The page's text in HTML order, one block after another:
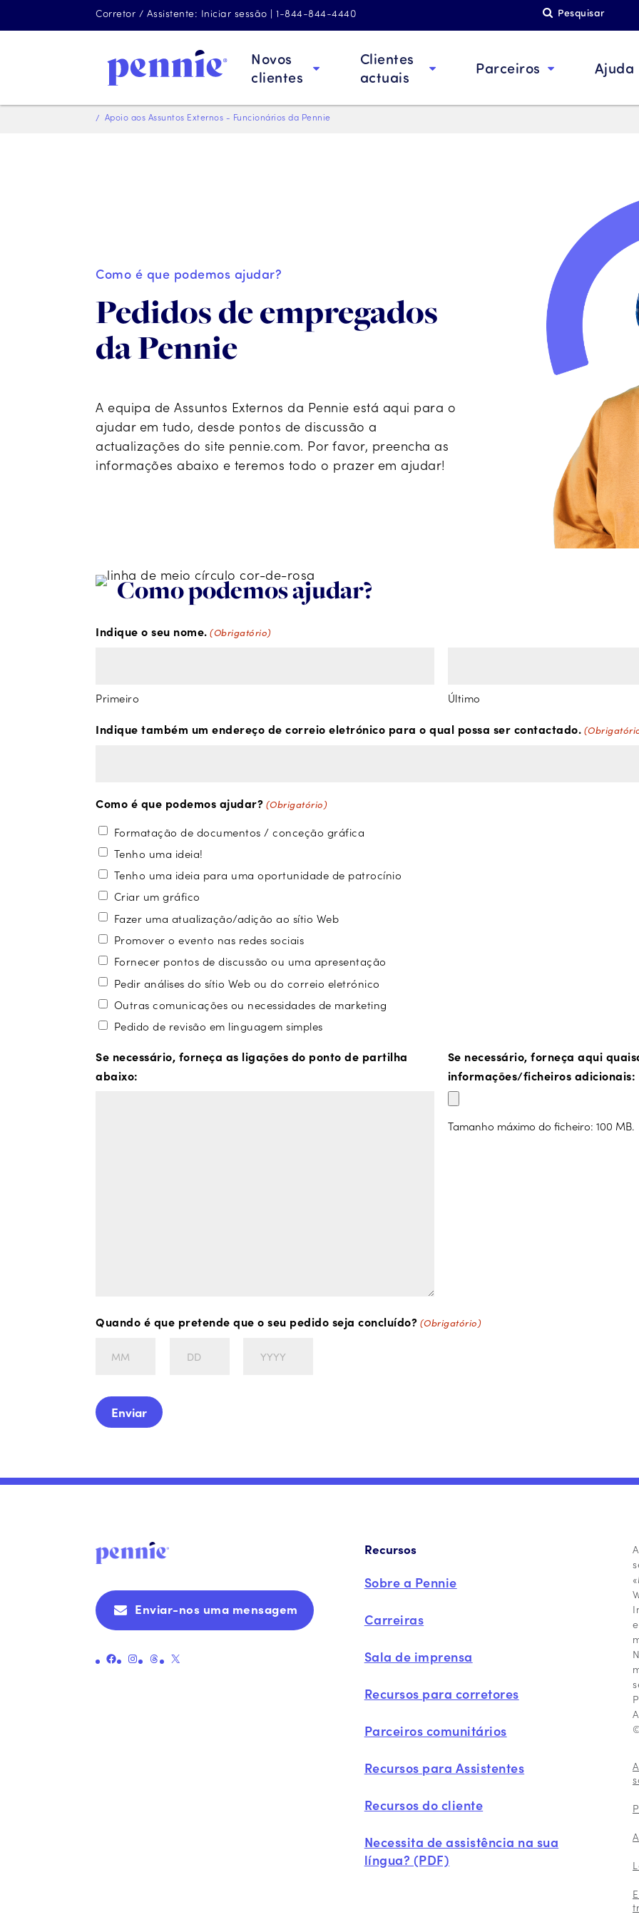
Corretor / Assistente: Iniciar sessão | 1-844-844-4440 Pesquisar
Novos
clientes
Clientes
actuais
Parceiros Ajuda
Apoio aos Assuntos Externos - Funcionários da Pennie
Como é que podemos ajudar?
Pedidos de empregados
da Pennie
A equipa de Assuntos Externos da Pennie está aqui para o
ajudar em tudo, desde pontos de discussão a
actualizações do site pennie.com. Por favor, preencha as
informações abaixo e teremos todo o prazer em ajudar!
Como podemos ajudar?
Indique o seu nome. (Obrigatório)
Primeiro Último
Indique também um endereço de correio eletrónico para o qual possa ser contactado.
Como é que podemos ajudar? (Obrigatório)
Formatação de documentos / conceção gráfica
Tenho uma ideia!
Tenho uma ideia para uma oportunidade de patrocínio
Criar um gráfico
Fazer uma atualização/adição ao sítio Web
Promover o evento nas redes sociais
Fornecer pontos de discussão ou uma apresentação
Pedir análises do sítio Web ou do correio eletrónico
Outras comunicações ou necessidades de marketing
Pedido de revisão em linguagem simples
Se necessário, forneça as ligações do ponto de partilha
abaixo:
Se necessário, forneça aqui
informações/ficheiros adicionais:
Tamanho máximo do ficheiro: 100 MB.
Quando é que pretende que o seu pedido seja concluído? (Obrigatório)
Enviar-nos uma mensagem
Ligação para a página oficial da Pennie no Facebook
Ligação para a página oficial da Pennie no Instagram
Ligação para a página oficial do Threads da PennieLigação para a página oficial da Pennie no X (antigo Twitter)
Recursos
Sobre a Pennie
Carreiras
Sala de imprensa
Recursos para corretores
Parceiros comunitários
Recursos para Assistentes
Recursos do cliente
Necessita de assistência na sua
língua? (PDF)